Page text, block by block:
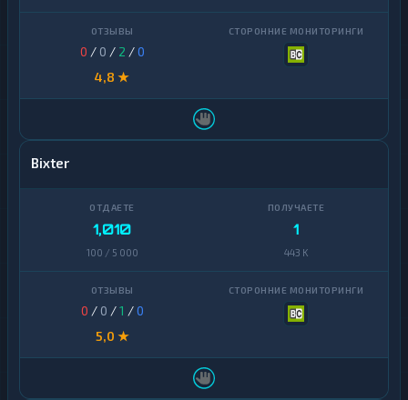
0 / 0 / 2 /0
4,8 ★
Bixter
1,010
100 / 5 000
1
443 K
0 / 0 /1 /0
5,0 ★